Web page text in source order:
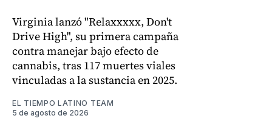
Virginia lanzó "Relaxxxxx, Don't
Drive High", su primera campaña
contra manejar bajo efecto de
cannabis, tras 117 muertes viales
vinculadas a la sustancia en 2025.
EL TIEMPO LATINO TEAM
5 de agosto de 2026